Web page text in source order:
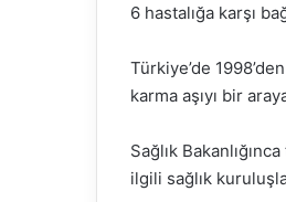
6 hastalığa karşı
Türkiye’de
karma aşıyı bir
Sağlık
ilgili sağlık